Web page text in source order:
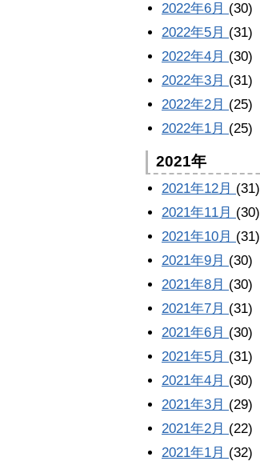
2022年6月 (30)
2022年5月 (31)
2022年4月 (30)
2022年3月 (31)
2022年2月 (25)
2022年1月 (25)
2021年
2021年12月 (31)
2021年11月 (30)
2021年10月 (31)
2021年9月 (30)
2021年8月 (30)
2021年7月 (31)
2021年6月 (30)
2021年5月 (31)
2021年4月 (30)
2021年3月 (29)
2021年2月 (22)
2021年1月 (32)